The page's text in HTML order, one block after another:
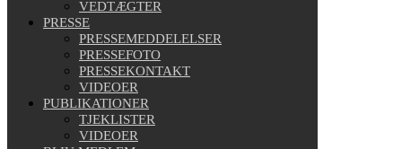
VEDTÆGTER
PRESSE
PRESSEMEDDELELSER
PRESSEFOTO
PRESSEKONTAKT
VIDEOER
PUBLIKATIONER
TJEKLISTER
VIDEOER